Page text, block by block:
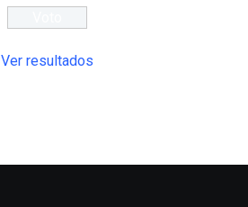
Ver resultados